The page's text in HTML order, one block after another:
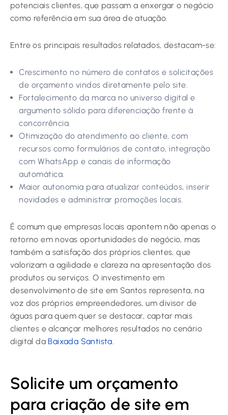
potenciais clientes, que passam a enxergar o negócio
como referência em sua área de atuação.
Entre os principais resultados relatados, destacam-se:
Crescimento no número de contatos e solicitações
de orçamento vindos diretamente pelo site.
Fortalecimento da marca no universo digital e
argumento sólido para diferenciação frente à
concorrência.
Otimização do atendimento ao cliente, com
recursos como formulários de contato, integração
com WhatsApp e canais de informação
automática.
Maior autonomia para atualizar conteúdos, inserir
novidades e administrar promoções locais.
É comum que empresas locais apontem não apenas o
retorno em novas oportunidades de negócio, mas
também a satisfação dos próprios clientes, que
valorizam a agilidade e clareza na apresentação dos
produtos ou serviços. O investimento em
desenvolvimento de site em Santos representa, na
voz dos próprios empreendedores, um divisor de
águas para quem quer se destacar, captar mais
clientes e alcançar melhores resultados no cenário
digital da Baixada Santista.
Solicite um orçamento
para criação de site em